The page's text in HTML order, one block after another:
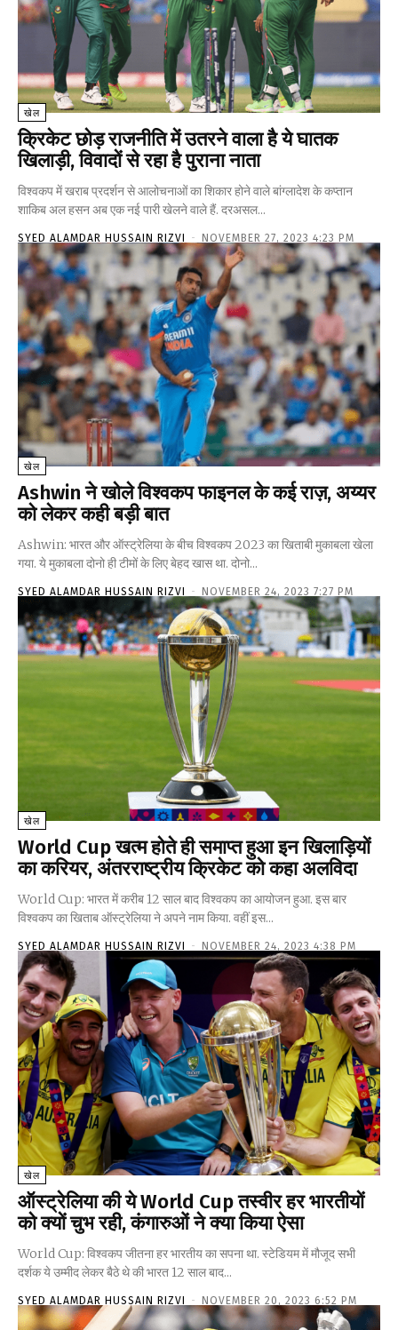
खेल
क्रिकेट छोड़ राजनीति में उतरने वाला है ये घातक
खिलाड़ी, विवादों से रहा है पुराना नाता
विश्वकप में खराब प्रदर्शन से आलोचनाओं का शिकार होने वाले बांग्लादेश के कप्तान
शाकिब अल हसन अब एक नई पारी खेलने वाले हैं. दरअसल...
SYED ALAMDAR HUSSAIN RIZVI - NOVEMBER 27, 2023 4:23 PM
खेल
Ashwin ने खोले विश्वकप फाइनल के कई राज़, अय्यर
को लेकर कही बड़ी बात
Ashwin: भारत और ऑस्ट्रेलिया के बीच विश्वकप 2023 का खिताबी मुकाबला खेला
गया. ये मुकाबला दोनो ही टीमों के लिए बेहद खास था. दोनो...
SYED ALAMDAR HUSSAIN RIZVI - NOVEMBER 24, 2023 7:27 PM
खेल
World Cup खत्म होते ही समाप्त हुआ इन खिलाड़ियों
का करियर, अंतरराष्ट्रीय क्रिकेट को कहा अलविदा
World Cup: भारत में करीब 12 साल बाद विश्वकप का आयोजन हुआ. इस बार
विश्वकप का खिताब ऑस्ट्रेलिया ने अपने नाम किया. वहीं इस...
SYED ALAMDAR HUSSAIN RIZVI - NOVEMBER 24, 2023 4:38 PM
खेल
ऑस्ट्रेलिया की ये World Cup तस्वीर हर भारतीयों
को क्यों चुभ रही, कंगारुओं ने क्या किया ऐसा
World Cup: विश्वकप जीतना हर भारतीय का सपना था. स्टेडियम में मौजूद सभी
दर्शक ये उम्मीद लेकर बैठे थे की भारत 12 साल बाद...
SYED ALAMDAR HUSSAIN RIZVI - NOVEMBER 20, 2023 6:52 PM